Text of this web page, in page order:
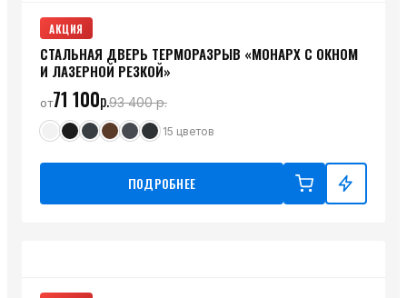
АКЦИЯ
СТАЛЬНАЯ ДВЕРЬ ТЕРМОРАЗРЫВ «МОНАРХ С ОКНОМ
И ЛАЗЕРНОЙ РЕЗКОЙ»
от71 100р.93 400р.
15 цветов
ПОДРОБНЕЕ